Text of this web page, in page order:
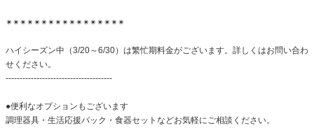
✴✴✴✴✴✴✴✴✴✴✴✴✴✴✴✴✴
ハイシーズン中（3/20～6/30）は繁忙期料金がございます。詳しくはお問い合わ
せください。
--------------------------------------
●便利なオプションもございます
調理器具・生活応援パック・食器セットなどお気軽にご相談ください。